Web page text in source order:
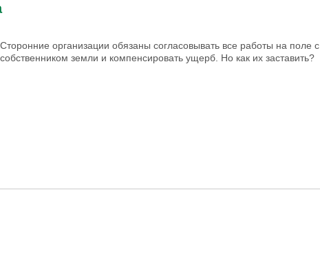
Сторонние организации обязаны согласовывать все работы на поле с
собственником земли и компенсировать ущерб. Но как их заставить?